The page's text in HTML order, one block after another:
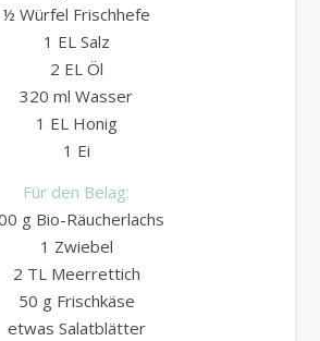
½ Würfel Frischhefe
1 EL Salz
2 EL Öl
320 ml Wasser
1 EL Honig
1 Ei
Für den Belag:
g Bio-Räucherlachs
1 Zwiebel
2 TL Meerrettich
50 g Frischkäse
etwas Salatblätter